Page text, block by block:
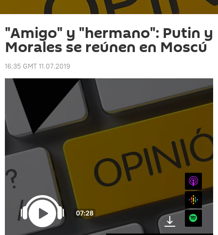
"Amigo" y "hermano": Putin y
Morales se reúnen en Moscú
16:35 GMT 11.07.2019
07:28
Google
Spotify